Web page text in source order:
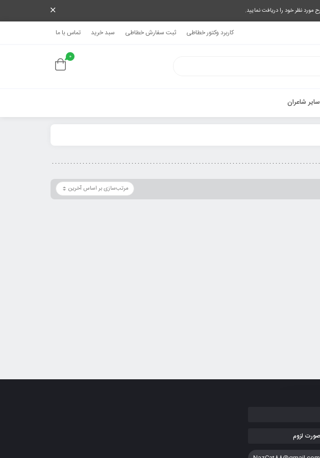
کاربرد وکتور خطاطی ثبت سفارش خطاطی سبد خرید تماس با ما
0
سایر شاعران